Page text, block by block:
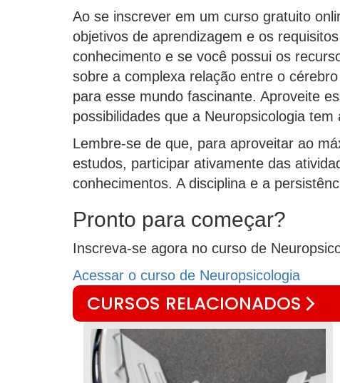
Ao se inscrever em um curso gratuito
objetivos de aprendizagem e os
conhecimento e se você possui os
sobre a complexa relação entre o
para esse mundo fascinante. Aproveite
possibilidades que a Neuropsicologia tem
Lembre-se de que, para aproveitar ao
estudos, participar ativamente das
conhecimentos. A disciplina e a
Pronto para começar?
Inscreva-se agora no curso de
Acessar o curso de Neuropsicologia
CURSOS RELACIONADOS